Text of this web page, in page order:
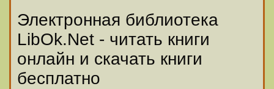
Электронная библиотека
LibOk.Net - читать книги
онлайн и скачать книги
бесплатно